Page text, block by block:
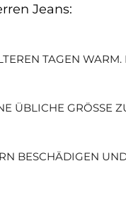
Jeans:
TAGEN WARM.
ÜBLICHE GRÖSSE
BESCHÄDIGEN